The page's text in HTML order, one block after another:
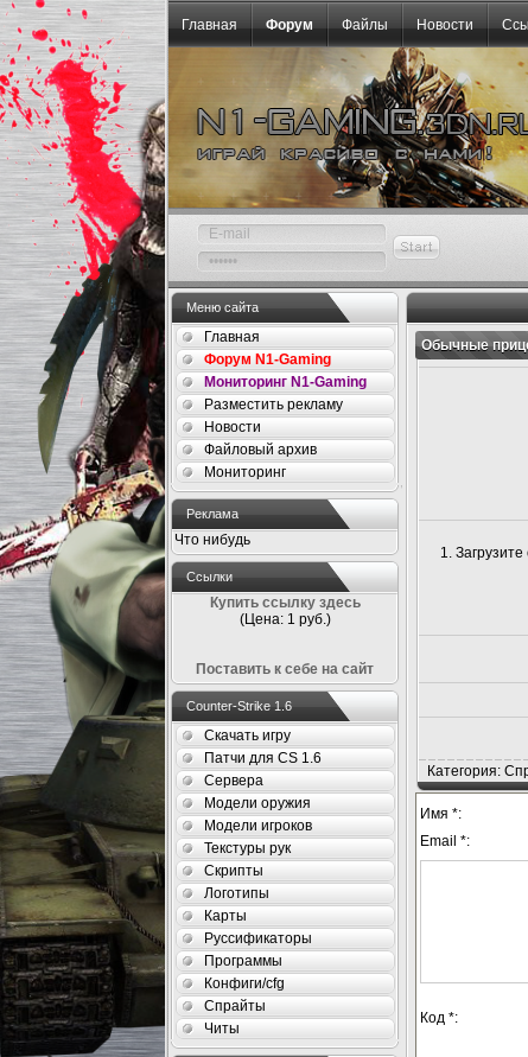
Главная Форум Файлы Новости
Меню сайта
Главная
Форум N1-Gaming
Мониторинг N1-Gaming
Разместить рекламу
Новости
Файловый архив
Мониторинг
Реклама
Что нибудь
Ссылки
Купить ссылку здесь
(Цена: 1 руб.)
Поставить к себе на сайт
Counter-Strike 1.6
Скачать игру
Патчи для CS 1.6
Сервера
Модели оружия
Модели игроков
Текстуры рук
Скрипты
Логотипы
Карты
Руссификаторы
Программы
Конфиги/cfg
Спрайты
Читы
Обычные
1.
Категория:
Имя *:
Email *:
Код *: